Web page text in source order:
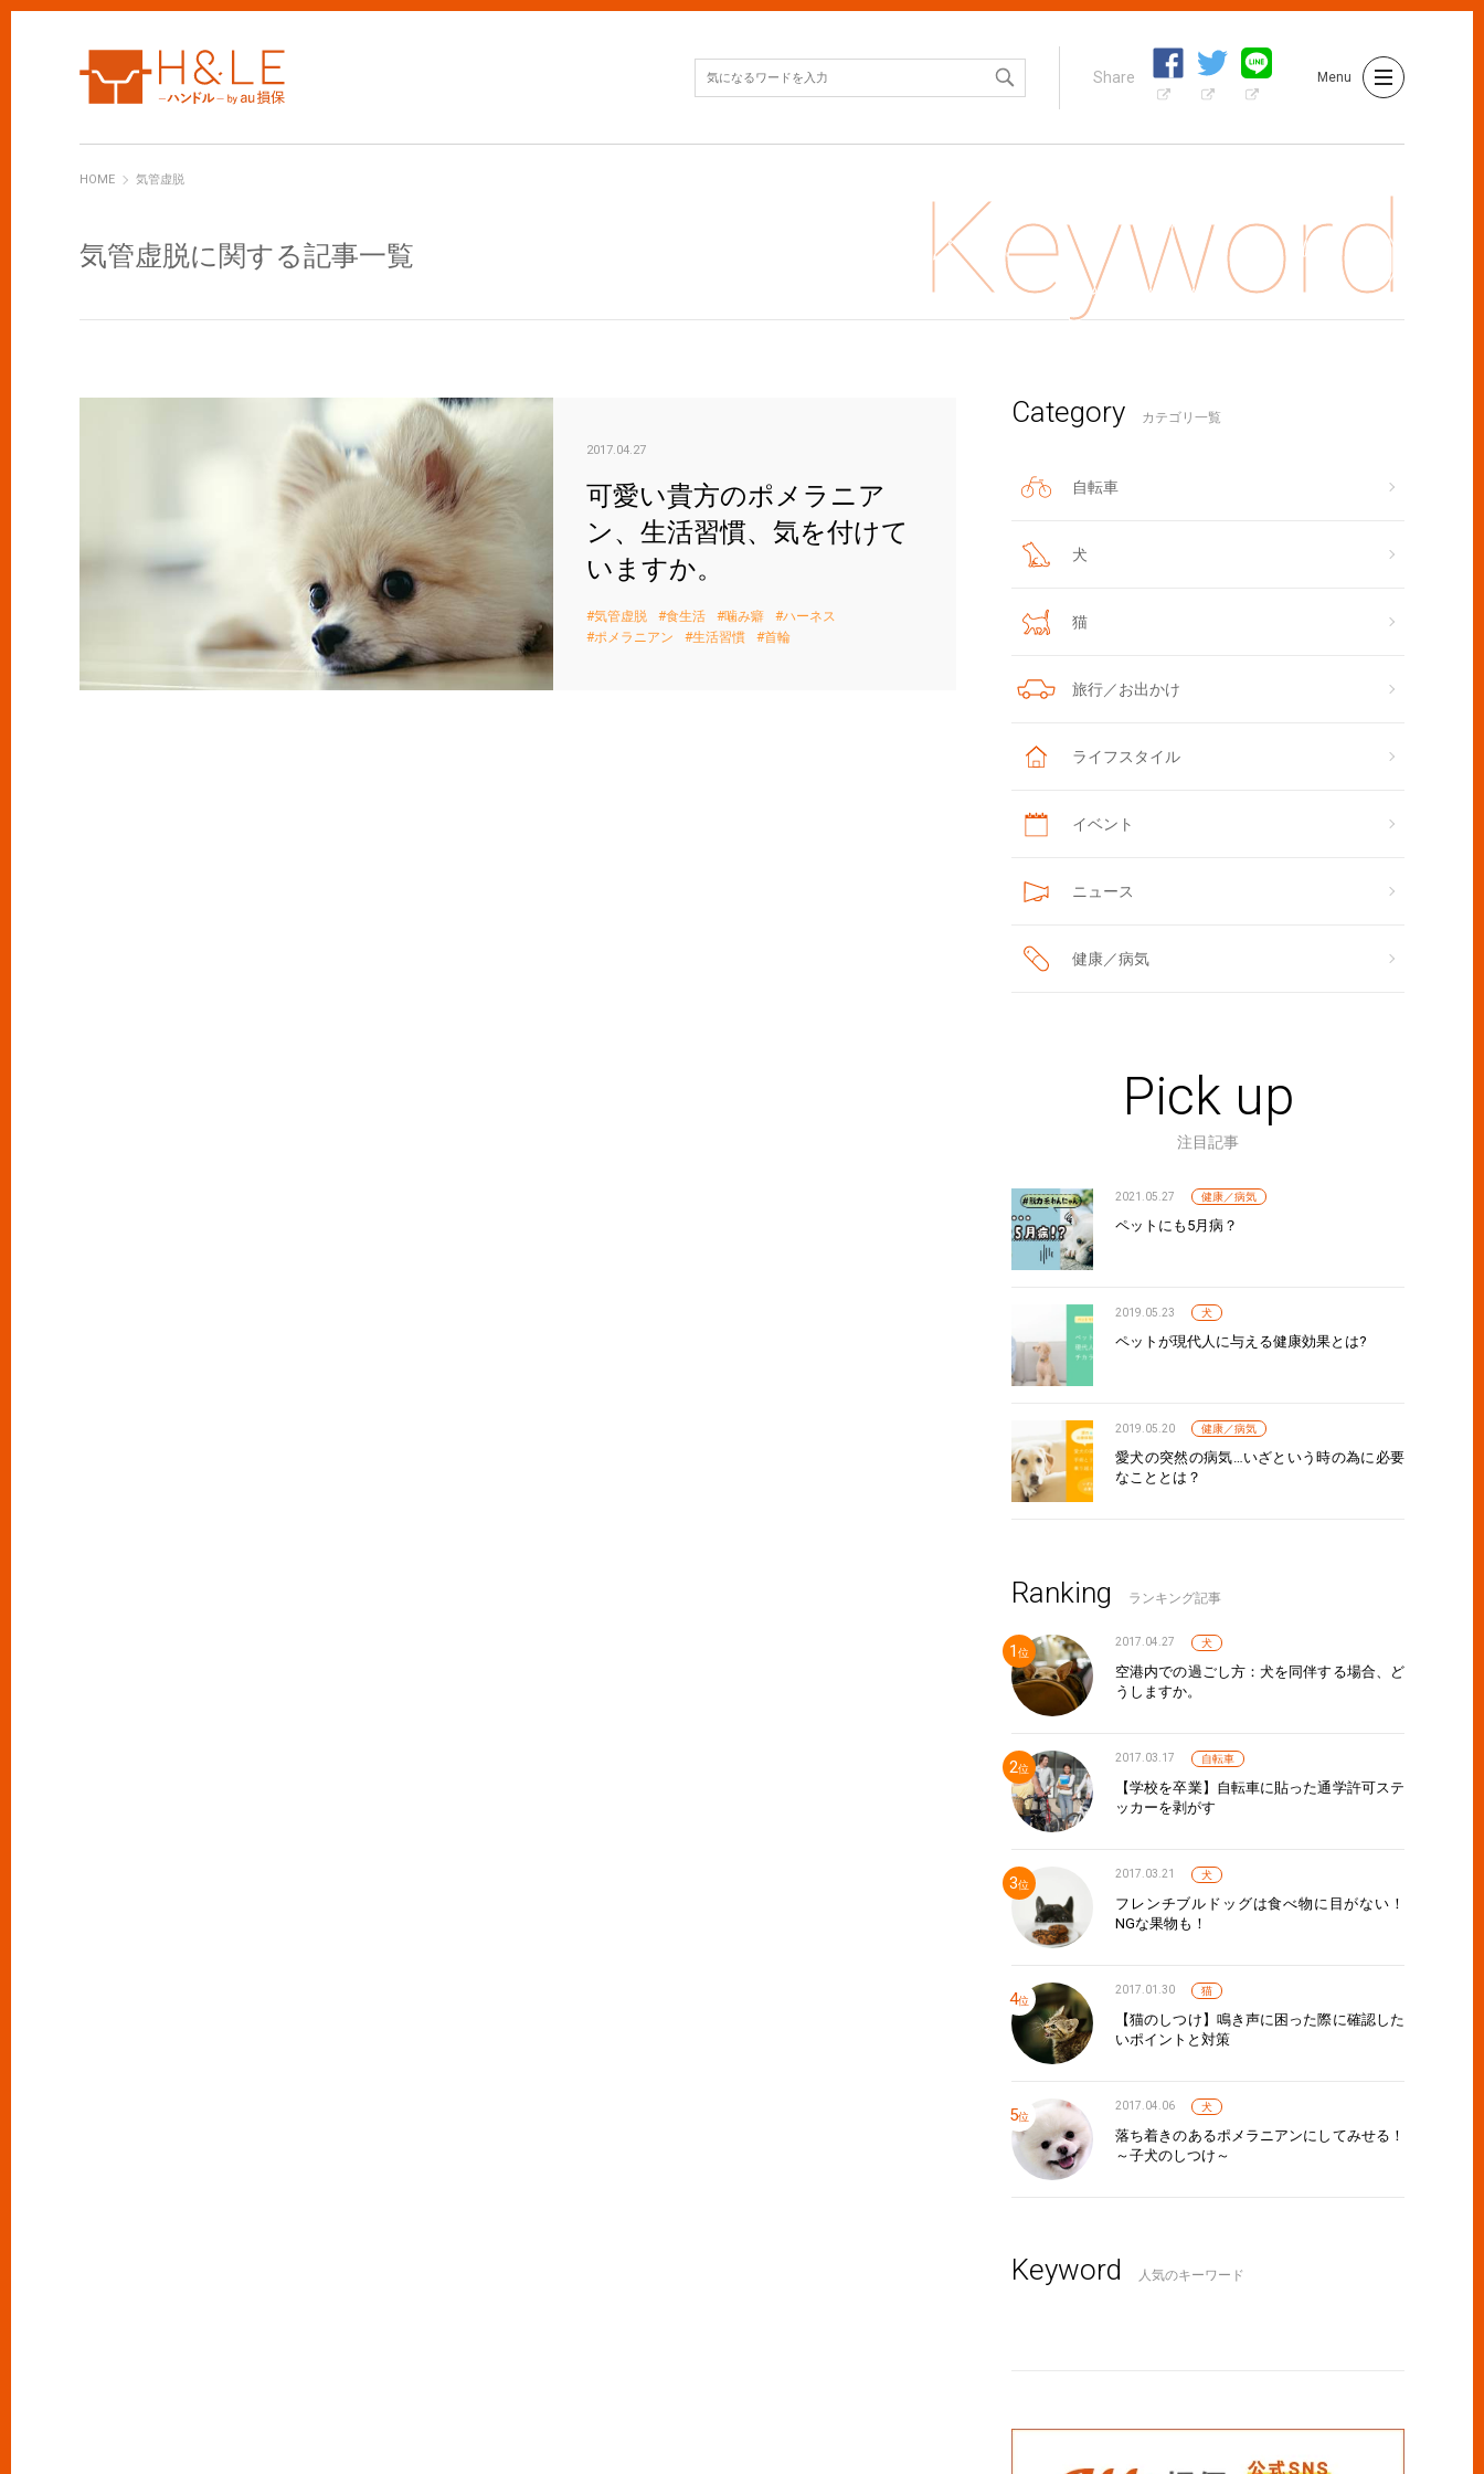
Share Menu
HOMEH&LE気管虚脱
気管虚脱に関する記事一覧
可愛い貴方のポメラニアン、生活習慣、気を付けていますか。
2017.04.27
可愛い貴方のポメラニア
ン、生活習慣、気を付けて
いますか。
気管虚脱 食生活 噛み癖
ハーネス
ポメラニアン
生活習慣 首輪
Category カテゴリ一覧
自転車
犬
猫
旅行／お出かけ
ライフスタイル
イベント
ニュース
健康／病気
Pick up
注目記事
2021.05.27 健康／病気
ペットにも5月病？
2019.05.23 犬
ペットが現代人に与える健康効果とは?
2019.05.20 健康／病気
愛犬の突然の病気…いざという時の為に必要
なこととは？
Ranking ランキング記事
2017.04.27 犬
空港内での過ごし方：犬を同伴する場合、ど
うしますか。
2017.03.17 自転車
【学校を卒業】自転車に貼った通学許可ステ
ッカーを剥がす
2017.03.21 犬
フレンチブルドッグは食べ物に目がない！
NGな果物も！
2017.01.30 猫
【猫のしつけ】鳴き声に困った際に確認した
いポイントと対策
2017.04.06 犬
落ち着きのあるポメラニアンにしてみせる！
～子犬のしつけ～
Keyword 人気のキーワード